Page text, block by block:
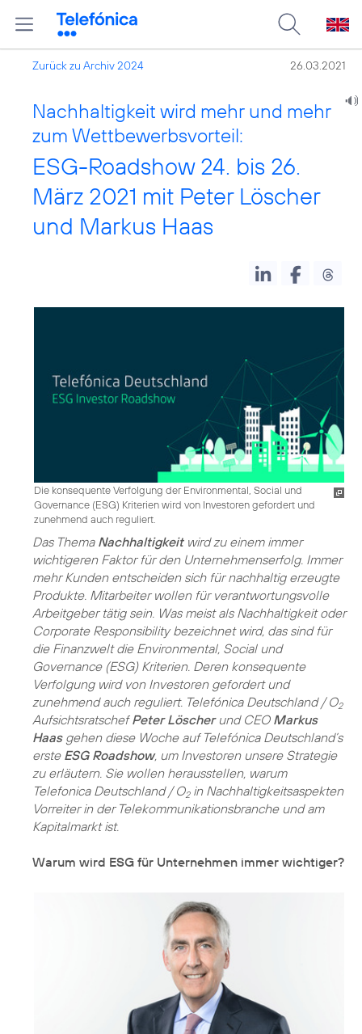
Zurück zu Archiv 2024 26.03.2021
Nachhaltigkeit wird mehr und mehr
zum Wettbewerbsvorteil:
ESG-Roadshow 24. bis 26.
März 2021 mit Peter Löscher
und Markus Haas
Die konsequente Verfolgung der Environmental, Social und
Governance (ESG) Kriterien wird von Investoren gefordert und
zunehmend auch reguliert.
Das Thema Nachhaltigkeitwird zu einem immer
wichtigeren Faktor für den Unternehmenserfolg. Immer
mehr Kunden entscheiden sich für nachhaltig erzeugte
Produkte. Mitarbeiter wollen für verantwortungsvolle
Arbeitgeber tätig sein. Was meist als Nachhaltigkeit oder
Corporate Responsibility bezeichnet wird, das sind für
die Finanzwelt die Environmental, Social und
Governance (ESG) Kriterien. Deren konsequente
Verfolgung wird von Investoren gefordert und
zunehmend auch reguliert. Telefónica Deutschland / O2
AufsichtsratschefPeter Löscherund CEO Markus
Haasgehen diese Woche auf Telefónica Deutschland’s
erste ESG Roadshow, um Investoren unsere Strategie
zu erläutern. Sie wollen herausstellen, warum
Telefonica Deutschland / O2in Nachhaltigkeitsaspekten
Vorreiter in der Telekommunikationsbranche und am
Kapitalmarkt ist.
Warum wird ESG für Unternehmen immer wichtiger?